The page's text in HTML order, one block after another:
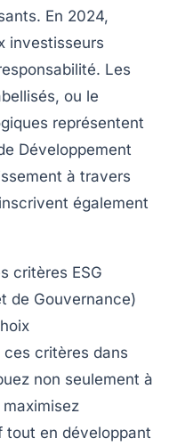
En 2024,
investisseurs
. Les
ou le
représentent
Développement
à travers
également
critères ESG
de Gouvernance)
ces critères dans
non seulement à
en développant